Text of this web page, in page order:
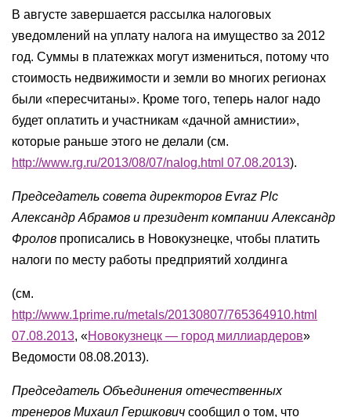
В августе завершается рассылка налоговых
уведомлений на уплату налога на имущество за 2012
год. Суммы в платежках могут измениться, потому что
стоимость недвижимости и земли во многих регионах
были «пересчитаны». Кроме того, теперь налог надо
будет оплатить и участникам «дачной амнистии»,
которые раньше этого не делали (см.
http://www.rg.ru/2013/08/07/nalog.html 07.08.2013).
Председатель совета директоров Evraz Plc
Александр Абрамов и президент компании Александр
Фролов прописались в Новокузнецке, чтобы платить
налоги по месту работы предприятий холдинга
(см.
http://www.1prime.ru/metals/20130807/765364910.html
07.08.2013, «Новокузнецк — город миллиардеров»
Ведомости 08.08.2013).
Председатель Объединения отечественных
тренеров Михаил Гершкович сообщил о том, что